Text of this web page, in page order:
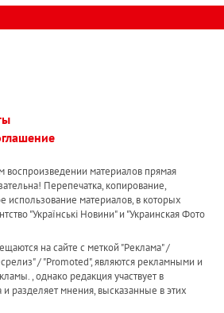
воспроизведении материалов прямая
Перепечатка, копирование,
использование материалов, в которых
"Українськi Новини" и "Украинская Фото
на сайте с меткой "Реклама" /
/ "Promoted", являются рекламными и
, однако редакция участвует в
и разделяет мнения, высказанные в этих